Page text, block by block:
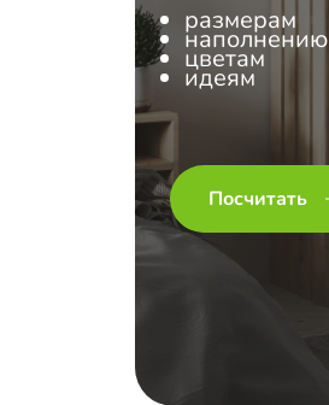
размерам
наполнению
цветам
идеям
Посчитать